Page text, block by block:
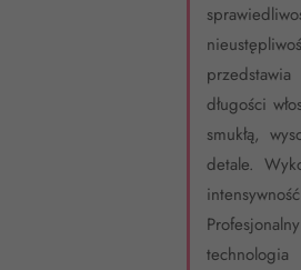
długości
smukłą,
detale.